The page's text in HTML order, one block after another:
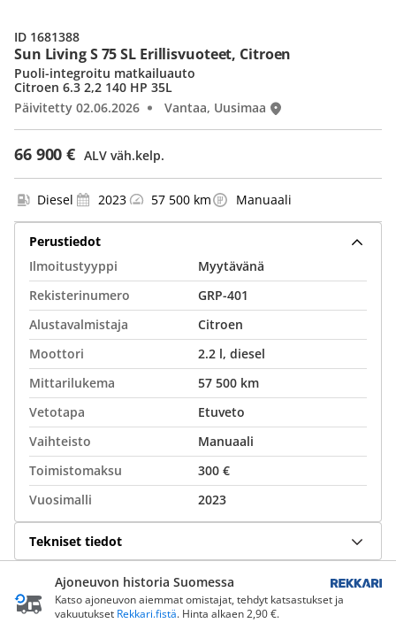
Sun Living S 75 SL Erillisvuoteet, Citroen
66 900 € ALV väh.kelp.
Puoli-integroitu matkailuauto
Citroen 6.3 2,2 140 HP 35L
Päivitetty 02.06.2026
Vantaa, Uusimaa
ID 1681388
Diesel 2023 57 500 km Manuaali
Perustiedot
Ilmoitustyyppi
Myytävänä
Rekisterinumero
GRP-401
Alustavalmistaja
Citroen
Moottori
2.2 l, diesel
Mittarilukema
57 500 km
Vetotapa
Etuveto
Vaihteisto
Manuaali
Toimistomaksu
300 €
Vuosimalli
2023
Tekniset tiedot
Ajoneuvon historia Suomessa
Katso ajoneuvon aiemmat omistajat, tehdyt katsastukset ja
vakuutukset Rekkari.fistä. Hinta alkaen 2,90 €.